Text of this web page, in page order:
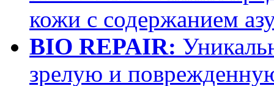
кожи с содержанием
BIO REPAIR:
зрелую и